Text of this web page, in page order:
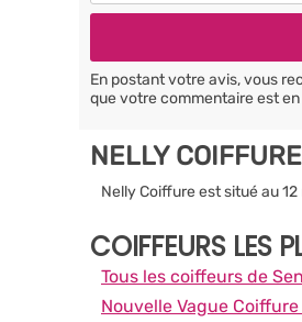
En postant votre avis, vous
que votre commentaire est
NELLY
Nelly Coiffure est situé au
COIFFEURS LES
Tous les coiffeurs de
Nouvelle Vague Coiffure